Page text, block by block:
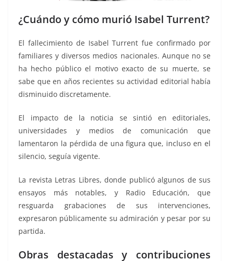
¿Cuándo y cómo murió Isabel Turrent?
El fallecimiento de Isabel Turrent fue confirmado por
familiares y diversos medios nacionales. Aunque no se
ha hecho público el motivo exacto de su muerte, se
sabe que en años recientes su actividad editorial había
disminuido discretamente.
El impacto de la noticia se sintió en editoriales,
universidades y medios de comunicación que
lamentaron la pérdida de una figura que, incluso en el
silencio, seguía vigente.
La revista Letras Libres, donde publicó algunos de sus
ensayos más notables, y Radio Educación, que
resguarda grabaciones de sus intervenciones,
expresaron públicamente su admiración y pesar por su
partida.
Obras destacadas y contribuciones